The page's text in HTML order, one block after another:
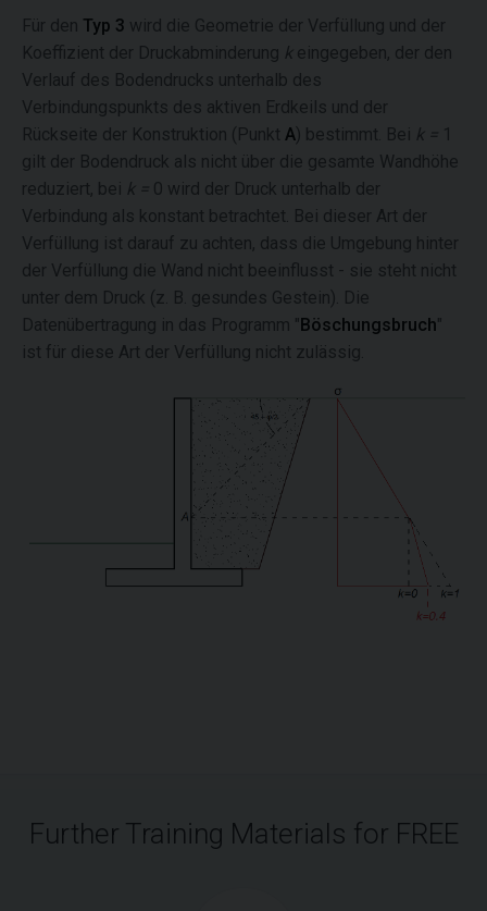
Für den Typ 3 wird die Geometrie der Verfüllung und der
Koeffizient der Druckabminderung k eingegeben, der den
Verlauf des Bodendrucks unterhalb des
Verbindungspunkts des aktiven Erdkeils und der
Rückseite der Konstruktion (Punkt A) bestimmt. Bei k =
1
gilt der Bodendruck als nicht über die gesamte Wandhöhe
reduziert, bei k =
0 wird der Druck unterhalb der
Verbindung als konstant betrachtet. Bei dieser Art der
Verfüllung ist darauf zu achten, dass die Umgebung hinter
der Verfüllung die Wand nicht beeinflusst - sie steht nicht
unter dem Druck (z. B. gesundes Gestein). Die
Datenübertragung in das Programm "Böschungsbruch"
ist für diese Art der Verfüllung nicht zulässig.
Further Training Materials for FREE